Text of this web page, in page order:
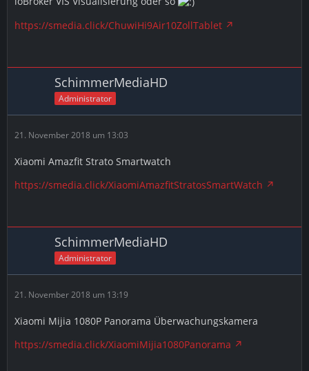
https://smedia.click/ChuwiHi9Air10ZollTablet
SchimmerMediaHD
Administrator
21. November 2018 um 13:03
Xiaomi Amazfit Strato Smartwatch
https://smedia.click/XiaomiAmazfitStratosSmartWatch
SchimmerMediaHD
Administrator
21. November 2018 um 13:19
Xiaomi Mijia 1080P Panorama Überwachungskamera
https://smedia.click/XiaomiMijia1080Panorama